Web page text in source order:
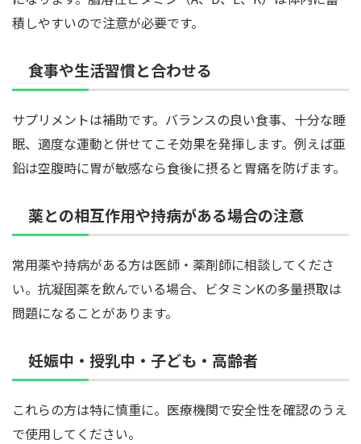
積しやすいので注意が必要です。
食事や生活習慣と合わせる
サプリメントは補助です。バランスの良い食事、十分な睡
眠、適度な運動と併せてこそ効果を発揮します。例えば亜
鉛は空腹時に胃が敏感なら食後に摂ると胃痛を防げます。
薬との相互作用や持病がある場合の注意
常用薬や持病がある方は医師・薬剤師に相談してくださ
い。抗凝固薬を飲んでいる場合、ビタミンKの多量摂取は
問題になることがあります。
妊娠中・授乳中・子ども・高齢者
これらの方は特に慎重に。医療機関で安全性を確認のうえ
で使用してください。